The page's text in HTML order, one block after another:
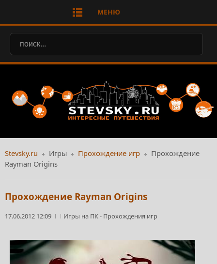
МЕНЮ
Stevsky.ru Игры Прохождение игр
Прохождение
Rayman Origins
Прохождение Rayman Origins
17.06.2012 12:09 Игры на ПК- Прохождения игр